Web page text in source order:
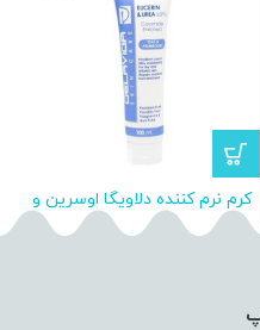
کرم نرم کننده دلاویگا اوسرین و
اوره 10%